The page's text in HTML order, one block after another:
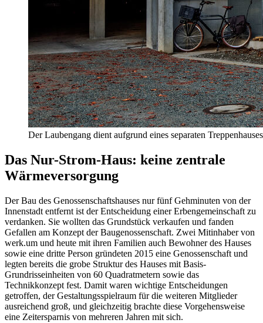
Der Laubengang dient aufgrund eines separaten
Das Nur-Strom-Haus: keine zentrale
Wärmeversorgung
Der Bau des Genossenschaftshauses nur fünf Gehminuten von der
Innenstadt entfernt ist der Entscheidung einer Erbengemeinschaft zu
verdanken. Sie wollten das Grundstück verkaufen und fanden
Gefallen am Konzept der Baugenossenschaft. Zwei Mitinhaber von
werk.um und heute mit ihren Familien auch Bewohner des Hauses
sowie eine dritte Person gründeten 2015 eine Genossenschaft und
legten bereits die grobe Struktur des Hauses mit Basis-
Grundrisseinheiten von 60 Quadratmetern sowie das
Technikkonzept fest. Damit waren wichtige Entscheidungen
getroffen, der Gestaltungsspielraum für die weiteren Mitglieder
ausreichend groß, und gleichzeitig brachte diese Vorgehensweise
eine Zeitersparnis von mehreren Jahren mit sich.